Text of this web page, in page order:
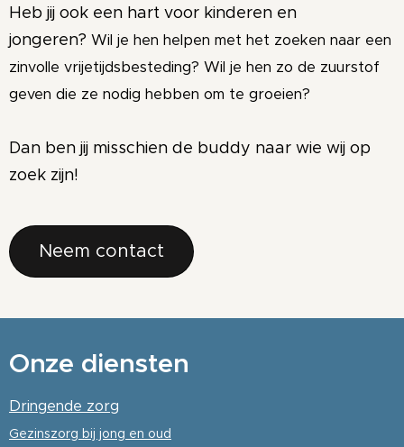
Heb jij ook een hart voor kinderen en
jongeren? Wil je hen helpen met het zoeken naar een
zinvolle vrijetijdsbesteding? Wil je hen zo de zuurstof
geven die ze nodig hebben om te groeien?
Dan ben jij misschien de buddy naar wie wij op
zoek zijn!
Neem contact
Onze diensten
Dringende zorg
Gezinszorg bij jong en oud